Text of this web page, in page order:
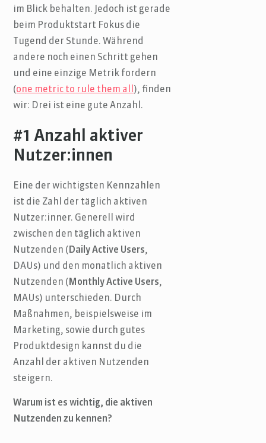
im Blick behalten. Jedoch ist gerade
beim Produktstart Fokus die
Tugend der Stunde. Während
andere noch einen Schritt gehen
und eine einzige Metrik fordern
(one metric to rule them all), finden
wir: Drei ist eine gute Anzahl.
#1 Anzahl aktiver
Nutzer:innen
Eine der wichtigsten Kennzahlen
ist die Zahl der täglich aktiven
Nutzer:inner. Generell wird
zwischen den täglich aktiven
Nutzenden (Daily Active Users,
DAUs) und den monatlich aktiven
Nutzenden (Monthly Active Users,
MAUs) unterschieden. Durch
Maßnahmen, beispielsweise im
Marketing, sowie durch gutes
Produktdesign kannst du die
Anzahl der aktiven Nutzenden
steigern.
Warum ist es wichtig, die aktiven
Nutzenden zu kennen?